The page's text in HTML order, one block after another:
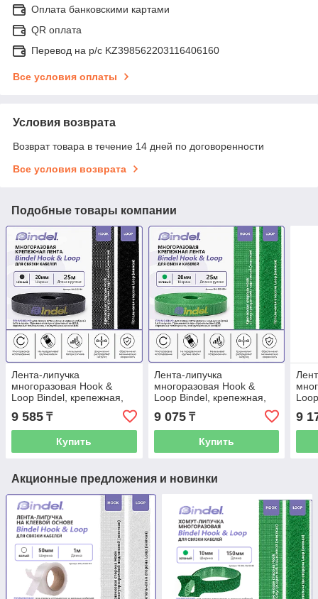
Оплата банковскими картами
QR оплата
Перевод на р/с KZ398562203116406160
Все условия оплаты
Условия возврата
Возврат товара в течение 14 дней по договоренности
Все условия возврата
Подобные товары компании
Лента-липучка
многоразовая Hook &
Loop Bindel, крепежная,
25мм, чёрный, рулон 25м
9 585 ₸
Купить
Лента-липучка
многоразовая Hook &
Loop Bindel, крепежная,
25м
9 075₸
Купить
9
Акционные предложения и новинки